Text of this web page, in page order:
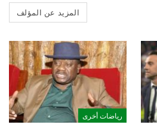
المزيد عن المؤلف
رياضات أخرى